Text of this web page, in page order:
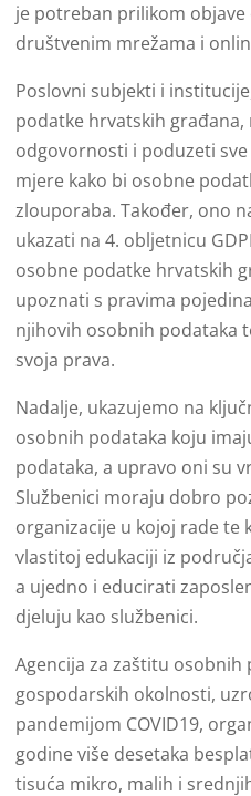
je potreban prilikom
društvenim mrežama i
Poslovni subjekti i
podatke hrvatskih
odgovornosti i poduzeti
mjere kako bi osobne
zlouporaba. Također, ono
ukazati na 4. obljetnicu
osobne podatke hrvatskih
upoznati s pravima
njihovih osobnih podataka
svoja prava.
Nadalje, ukazujemo na
osobnih podataka koju
podataka, a upravo oni su
Službenici moraju dobro
organizacije u kojoj rade
vlastitoj edukaciji iz
a ujedno i educirati
djeluju kao službenici.
Agencija za zaštitu osobnih
gospodarskih okolnosti,
pandemijom COVID19,
godine više desetaka
tisuća mikro, malih i